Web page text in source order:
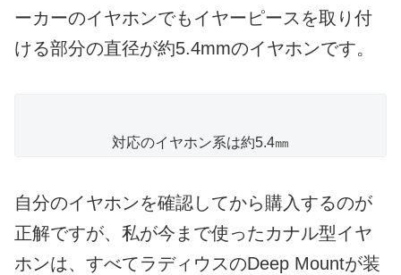
ーカーのイヤホンでもイヤーピースを取り付
ける部分の直径が約5.4mmのイヤホンです。
対応のイヤホン系は約5.4㎜
自分のイヤホンを確認してから購入するのが
正解ですが、私が今まで使ったカナル型イヤ
ホンは、すべてラディウスのDeep Mountが装